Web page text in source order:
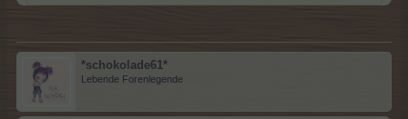
*schokolade61*
Lebende Forenlegende